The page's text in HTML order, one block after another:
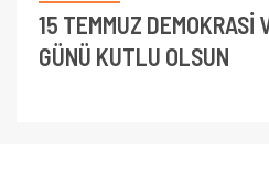
15 TEMMUZ DEMOKRASİ
GÜNÜ KUTLU OLSUN